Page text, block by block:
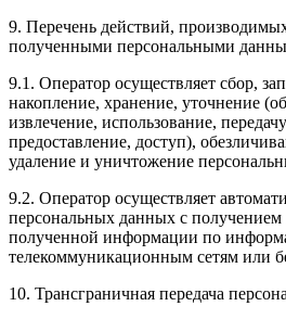
9. Перечень действий,
полученными персональными
9.1. Оператор осуществляет сбор,
накопление, хранение, уточнение
извлечение, использование,
предоставление, доступ),
удаление и уничтожение
9.2. Оператор осуществляет
персональных данных с получением
полученной информации по
телекоммуникационным сетям или
10. Трансграничная передача